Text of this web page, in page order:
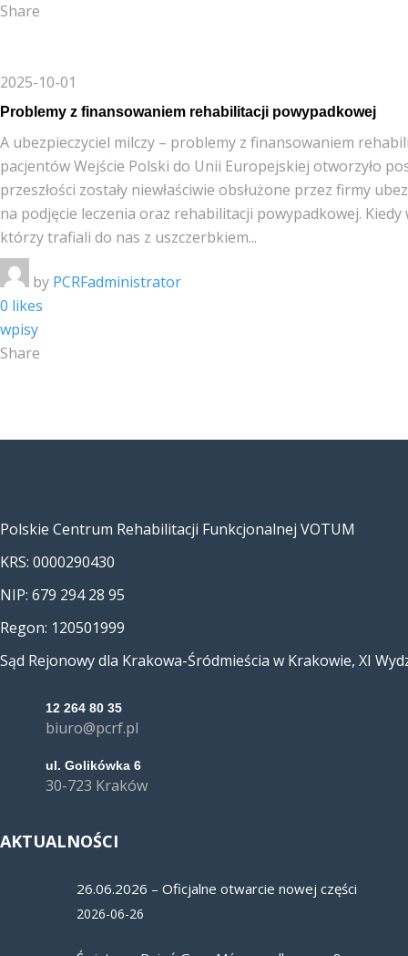
Share
2025-10-01
Problemy z finansowaniem rehabilitacji powypadkowej
A ubezpieczyciel milczy – problemy z finansowaniem
pacjentów Wejście Polski do Unii Europejskiej otworzyło
przeszłości zostały niewłaściwie obsłużone przez firmy
na podjęcie leczenia oraz rehabilitacji powypadkowej.
którzy trafiali do nas z uszczerbkiem...
by PCRFadministrator
0 likes
wpisy
Share
Polskie Centrum Rehabilitacji Funkcjonalnej VOTUM
KRS: 0000290430
NIP: 679 294 28 95
Regon: 120501999
Sąd Rejonowy dla Krakowa-Śródmieścia w Krakowie, XI
12 264 80 35
biuro@pcrf.pl
ul. Golikówka 6
30-723 Kraków
AKTUALNOŚCI
26.06.2026 – Oficjalne otwarcie nowej części
2026-06-26